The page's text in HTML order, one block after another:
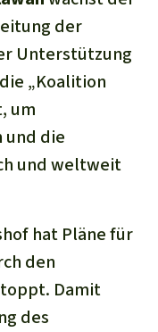
der
Unterstützung
„Koalition
um
die
und weltweit
hat Pläne für
den
Damit
des